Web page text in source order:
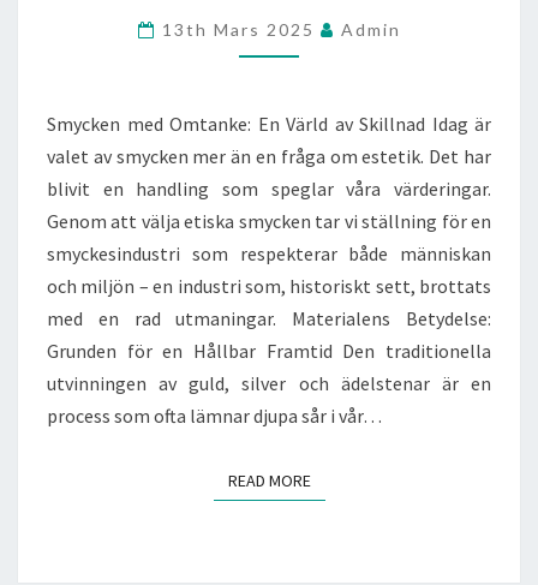
VÄLJER
HÅLLBARA
RÄTTVISA
ALTERNATIV
13th Mars 2025 Admin
Smycken med Omtanke: En Värld av Skillnad Idag är
valet av smycken mer än en fråga om estetik. Det har
blivit en handling som speglar våra värderingar.
Genom att välja etiska smycken tar vi ställning för en
smyckesindustri som respekterar både människan
och miljön – en industri som, historiskt sett, brottats
med en rad utmaningar. Materialens Betydelse:
Grunden för en Hållbar Framtid Den traditionella
utvinningen av guld, silver och ädelstenar är en
process som ofta lämnar djupa sår i vår…
READ MOREREAD MORE